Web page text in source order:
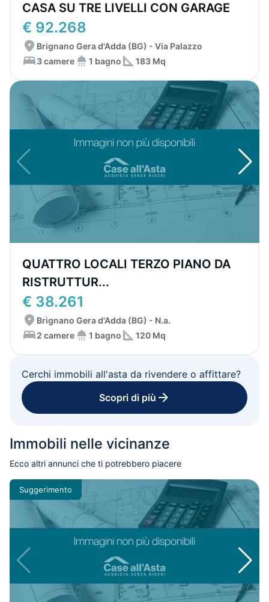
CASA SU TRE LIVELLI CON GARAGE
€ 92.268
Brignano Gera d'Adda (BG) - Via Palazzo
3 camere
1 bagno 183 Mq
QUATTRO LOCALI TERZO PIANO DA
RISTRUTTUR...
€ 38.261
Brignano Gera d'Adda (BG) - N.a.
2 camere
1 bagno 120 Mq
Cerchi immobili all'asta da rivendere o affittare?
Scopri di più
Immobili nelle vicinanze
Ecco altri annunci che ti potrebbero piacere
Suggerimento